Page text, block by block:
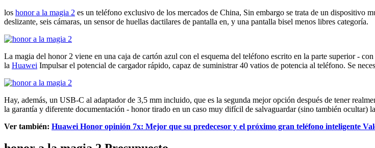
los honor a la magia 2 es un teléfono exclusivo de los mercados de China, Sin embargo se trata de un dispositivo
deslizante, seis cámaras, un sensor de huellas dactilares de pantalla en, y una pantalla bisel menos libres categoría.
La magia del honor 2 viene en una caja de cartón azul con el esquema del teléfono escrito en la parte superior -
la Huawei Impulsar el potencial de cargador rápido, capaz de suministrar 40 vatios de potencia al teléfono. Se
Hay, además, un USB-C al adaptador de 3,5 mm incluido, que es la segunda mejor opción después de tener
la garantía y diferente documentación - honor tirado en un caso muy difícil de salvaguardar (sino también ocultar)
Ver también: Huawei Honor opinión 7x: Mejor que su predecesor y el próximo gran teléfono inteligente